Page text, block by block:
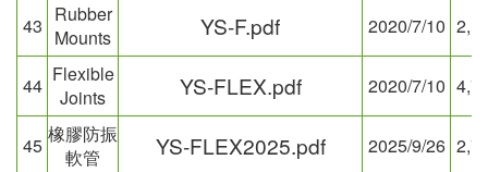
43 Rubber
Mounts
YS-F.pdf 2020/7/10
44 Flexible
Joints
YS-FLEX.pdf 2020/7/10
45 橡膠防振
軟管
YS-FLEX2025.pdf 2025/9/26